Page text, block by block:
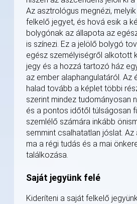
Az asztrológus megnézi,
felkelő jegyet, és hová esik a
bolygónak az állapota az
is színezi. Ez a jelölő bolygó
egész személyiségről alkotott
jegy és a hozzá tartozó ház
az ember alaphangulatáról. Az
halad tovább a képlet többi
szerint mindez tudományosan
és a pontos időtől túlságosan
szemlélő számára inkább
semmint csalhatatlan jóslat.
ma a régi tudás és a mai
találkozása.
Saját jegyünk felé
Kideríteni a saját felkelő